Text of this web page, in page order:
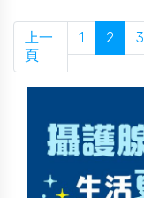
上一
頁
1 2 3